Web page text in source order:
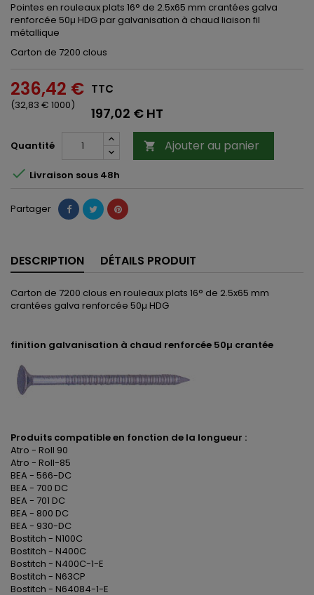
Pointes en rouleaux plats 16° de 2.5x65 mm crantées galva
renforcée 50µ HDG par galvanisation à chaud liaison fil
métallique
Carton de 7200 clous
236,42 €
(32,83 € 1000)
TTC
197,02 € HT
Quantité  Ajouter au panier
 Livraison sous 48h
Partager
DESCRIPTION DÉTAILS PRODUIT
Carton de 7200 clous en rouleaux plats 16° de 2.5x65 mm
crantées galva renforcée 50µ HDG
finition galvanisation à chaud renforcée 50µ crantée
Produits compatible en fonction de la longueur :
Atro - Roll 90
Atro - Roll-85
BEA - 566-DC
BEA - 700 DC
BEA - 701 DC
BEA - 800 DC
BEA - 930-DC
Bostitch - N100C
Bostitch - N400C
Bostitch - N400C-1-E
Bostitch - N63CP
Bostitch - N64084-1-E